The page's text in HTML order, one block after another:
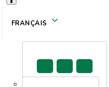
FRANÇAIS